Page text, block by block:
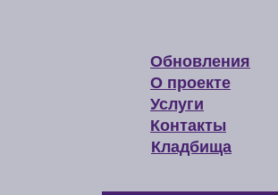
Обновления
О проекте
Услуги
Контакты
Кладбища